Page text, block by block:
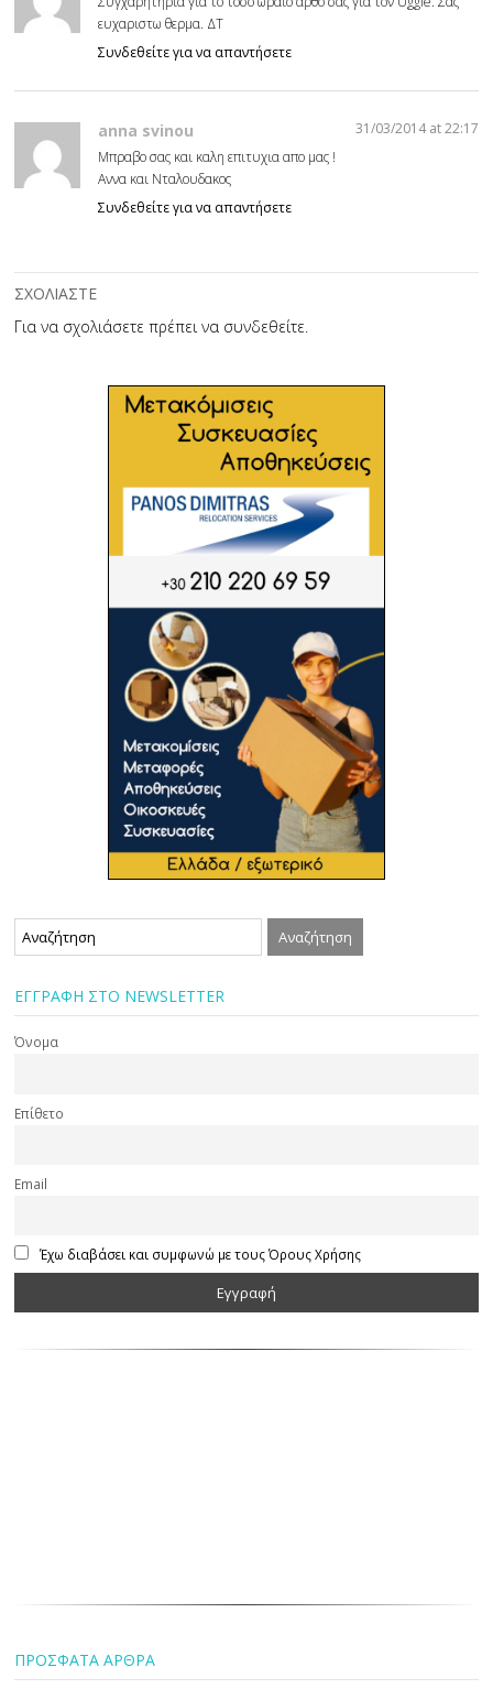
ευχαριστω θερμα. ΔΤ
Συνδεθείτε για να απαντήσετε
anna svinou
31/03/2014 at 22:17
Μπραβο σας και καλη επιτυχια απο μας !
Αννα και Νταλουδακος
Συνδεθείτε για να απαντήσετε
ΣΧΟΛΙΑΣΤΕ
Για να σχολιάσετε πρέπει να συνδεθείτε.
ΕΓΓΡΑΦΗ ΣΤΟ NEWSLETTER
Όνομα
Επίθετο
Email
Έχω διαβάσει και συμφωνώ με τους Όρους Χρήσης
ΠΡΟΣΦΑΤΑ ΑΡΘΡΑ